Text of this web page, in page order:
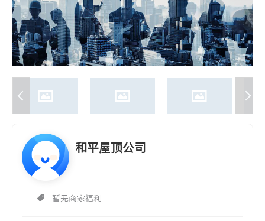
建筑装修
和平屋顶公司
暂无商家福利